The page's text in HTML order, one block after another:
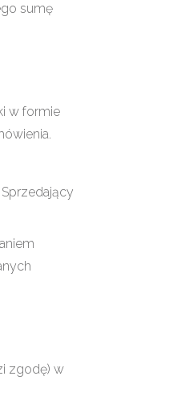
sumę
w formie
zgodę) w